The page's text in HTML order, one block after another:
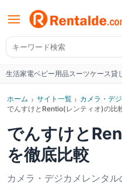
生活家電ベビー用品スーツケース貸
ホーム › サイト一覧 › カメラ・デ
でんすけとRentio(レンティオ)の比
でんすけ と
を徹底比較
カメラ・デジカメ レンタル